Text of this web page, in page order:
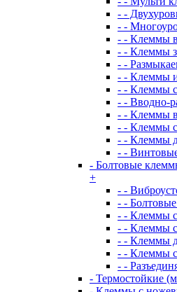
- -
- -
- - Клеммы
- - Клеммы
- -
- - Клеммы
- - Клеммы
- - Вводно-
- - Клеммы
- - Клеммы
- - Клеммы
- -
- Болтовые
+
- -
- -
- - Клеммы
- - Клеммы
- - Клеммы
- - Клеммы
- -
- Термостойкие